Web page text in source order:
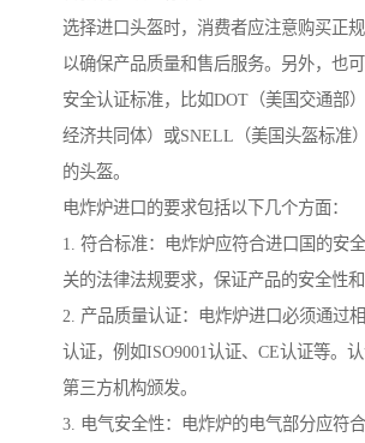
选择进口头盔时，消费者应注意购买正规
以确保产品质量和售后服务。另外，也
安全认证标准，比如DOT（美国交通部
经济共同体）或SNELL（美国头盔标准
的头盔。
电炸炉进口的要求包括以下几个方面：
1. 符合标准：电炸炉应符合进口国的安
关的法律法规要求，保证产品的安全性和
2. 产品质量认证：电炸炉进口必须通过
认证，例如ISO9001认证、CE认证等。
第三方机构颁发。
3. 电气安全性：电炸炉的电气部分应符